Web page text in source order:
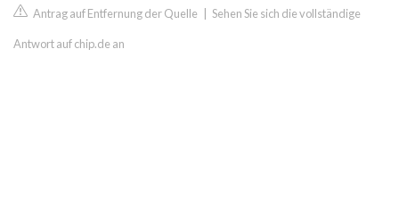
Antrag auf Entfernung der Quelle Sehen Sie sich die vollständige
Antwort auf chip.de an